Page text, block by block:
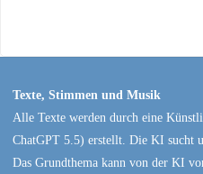
Texte, Stimmen und Musik
Alle Texte werden durch eine
ChatGPT 5.5) erstellt. Die KI sucht
Das Grundthema kann von der KI